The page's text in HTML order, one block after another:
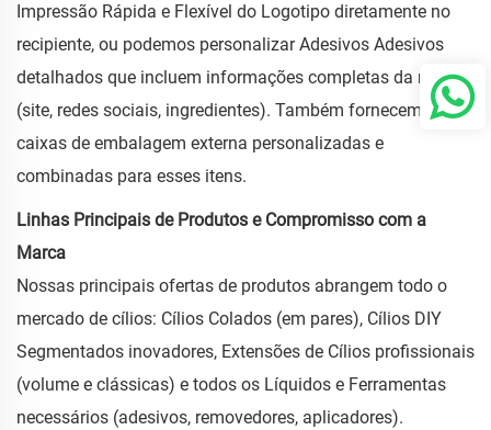
Impressão Rápida e Flexível do Logotipo diretamente no
recipiente, ou podemos personalizar Adesivos Adesivos
detalhados que incluem informações completas da marca
(site, redes sociais, ingredientes). Também fornecemos
caixas de embalagem externa personalizadas e
combinadas para esses itens.
Linhas Principais de Produtos e Compromisso com a
Marca
Nossas principais ofertas de produtos abrangem todo o
mercado de cílios: Cílios Colados (em pares), Cílios DIY
Segmentados inovadores, Extensões de Cílios profissionais
(volume e clássicas) e todos os Líquidos e Ferramentas
necessários (adesivos, removedores, aplicadores).